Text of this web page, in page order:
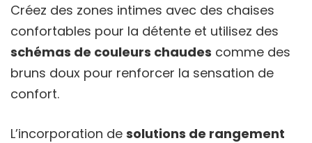
Créez des zones intimes avec des chaises
confortables pour la détente et utilisez des
schémas de couleurs chaudes comme des
bruns doux pour renforcer la sensation de
confort.
L’incorporation de solutions de rangement